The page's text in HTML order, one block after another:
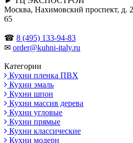
Москва, Нахимовский проспект, д.
65
☎ 8 (495) 133-94-83
✉ order@kuhni-italy.ru
Категории
Кухни пленка ПВХ
Кухни эмаль
Кухни шпон
Кухни массив дерева
Кухни угловые
Кухни прямые
Кухни классические
Кухни модерн